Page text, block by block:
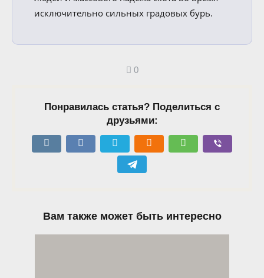
исключительно сильных градовых бурь.
0
Понравилась статья? Поделиться с
друзьями:
Вам также может быть интересно